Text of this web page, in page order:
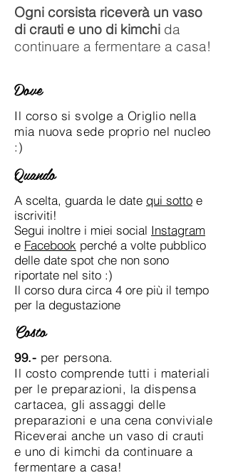
Ogni corsista riceverà un vaso
di crauti e uno di kimchi da
continuare a fermentare a casa!
Dove
Il corso si svolge a Origlio nella
mia nuova sede proprio nel nucleo
:)
Quando
A scelta, guarda le date qui sotto e
iscriviti!
Segui inoltre i miei social Instagram
e Facebook perché a volte pubblico
delle date spot che non sono
riportate nel sito :)
Il corso dura circa 4 ore più il tempo
per la degustazione
Costo
99.- per persona.
Il costo comprende tutti i materiali
per le preparazioni, la dispensa
cartacea, gli assaggi delle
preparazioni e una cena conviviale
Riceverai anche un vaso di crauti
e uno di kimchi da continuare a
fermentare a casa!